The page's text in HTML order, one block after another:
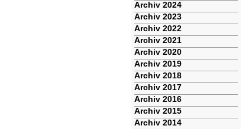
Archiv 2024
Archiv 2023
Archiv 2022
Archiv 2021
Archiv 2020
Archiv 2019
Archiv 2018
Archiv 2017
Archiv 2016
Archiv 2015
Archiv 2014